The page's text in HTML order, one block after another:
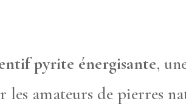
pyrite énergisante,
amateurs de pierres